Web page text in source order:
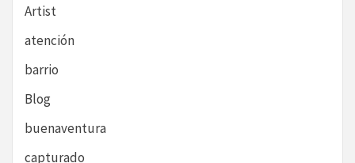
Artist
atención
barrio
Blog
buenaventura
capturado